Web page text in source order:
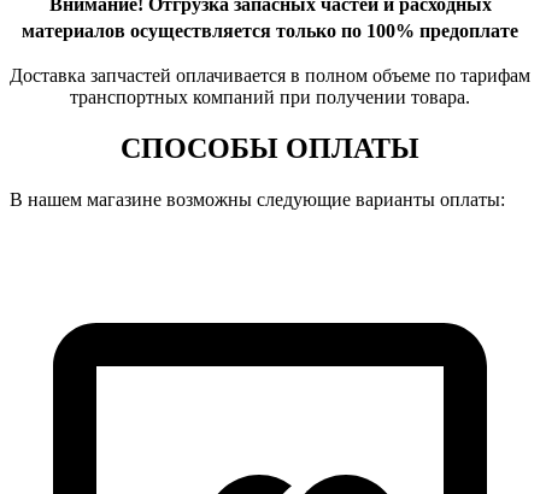
материалов осуществляется только по 100% предоплате
Доставка запчастей оплачивается в полном объеме по тарифам
транспортных компаний при получении товара.
СПОСОБЫ ОПЛАТЫ
В нашем магазине возможны следующие варианты оплаты: